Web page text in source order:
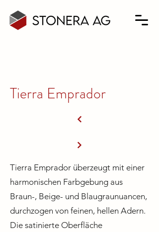
Tierra Emprador
Tierra Emprador überzeugt mit einer
harmonischen Farbgebung aus
Braun-, Beige- und Blaugraunuancen,
durchzogen von feinen, hellen Adern.
Die satinierte Oberfläche